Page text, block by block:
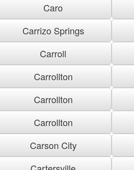
Caro
Carrizo Springs
Carroll
Carrollton
Carrollton
Carrollton
Carson City